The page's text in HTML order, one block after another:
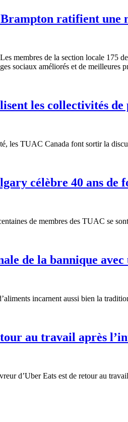
ratifient une
membres de la section locale
sociaux améliorés et de meilleures
les collectivités
les TUAC Canada font sortir la
célèbre 40 ans de
de membres des TUAC se
de la bannique
incarnent aussi bien la
au travail après
d’Uber Eats est de retour au